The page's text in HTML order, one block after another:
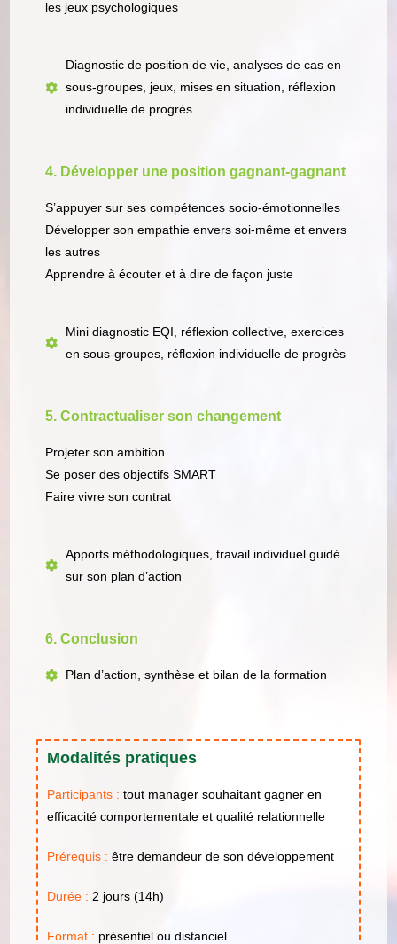
les jeux psychologiques
Diagnostic de position de vie, analyses de cas en
sous-groupes, jeux, mises en situation, réflexion
individuelle de progrès
4. Développer une position gagnant-gagnant
S’appuyer sur ses compétences socio-émotionnelles
Développer son empathie envers soi-même et envers
les autres
Apprendre à écouter et à dire de façon juste
Mini diagnostic EQI, réflexion collective, exercices
en sous-groupes, réflexion individuelle de progrès
5. Contractualiser son changement
Projeter son ambition
Se poser des objectifs SMART
Faire vivre son contrat
Apports méthodologiques, travail individuel guidé
sur son plan d’action
6. Conclusion
Plan d’action, synthèse et bilan de la formation
Modalités pratiques
Participants : tout manager souhaitant gagner en
efficacité comportementale et qualité relationnelle
Prérequis :être demandeur de son développement
Durée : 2 jours (14h)
Format : présentiel ou distanciel